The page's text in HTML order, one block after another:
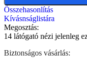
Összehasonlítás
Kívásnságlistára
Megosztás:
14 látógató nézi jelenleg
Biztonságos vásárlás: